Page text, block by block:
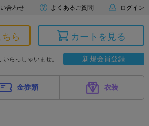
合わせ よくあるご質問 ログイン
ら カートを見る
いらっしゃいませ。 新規会員登録
金券類 衣装